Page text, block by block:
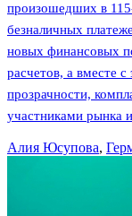
произошедших в
безналичных
новых финансовых
расчетов, а вместе
прозрачности,
участниками рынка
Алия Юсупова,